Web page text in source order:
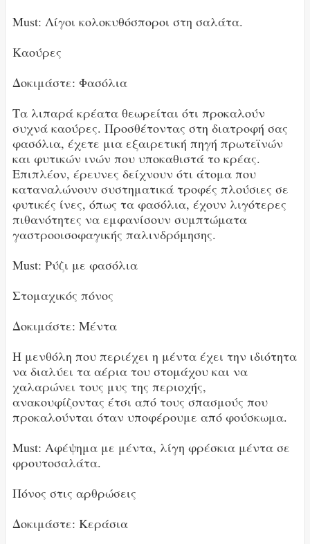
Must: Λίγοι κολοκυθόσποροι στη σαλάτα.
Καούρες
Δοκιμάστε: Φασόλια
Τα λιπαρά κρέατα θεωρείται ότι προκαλούν
συχνά καούρες. Προσθέτοντας στη διατροφή σας
φασόλια, έχετε μια εξαιρετική πηγή πρωτεϊνών
και φυτικών ινών που υποκαθιστά το κρέας.
Επιπλέον, έρευνες δείχνουν ότι άτομα που
καταναλώνουν συστηματικά τροφές πλούσιες σε
φυτικές ίνες, όπως τα φασόλια, έχουν λιγότερες
πιθανότητες να εμφανίσουν συμπτώματα
γαστροοισοφαγικής παλινδρόμησης.
Must: Ρύζι με φασόλια
Στομαχικός πόνος
Δοκιμάστε: Μέντα
Η μενθόλη που περιέχει η μέντα έχει την ιδιότητα
να διαλύει τα αέρια του στομάχου και να
χαλαρώνει τους μυς της περιοχής,
ανακουφίζοντας έτσι από τους σπασμούς που
προκαλούνται όταν υποφέρουμε από φούσκωμα.
Must: Αφέψημα με μέντα, λίγη φρέσκια μέντα σε
φρουτοσαλάτα.
Πόνος στις αρθρώσεις
Δοκιμάστε: Κεράσια